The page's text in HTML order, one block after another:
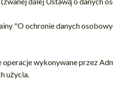
"O ochronie danych
wykonywane przez
użycia.